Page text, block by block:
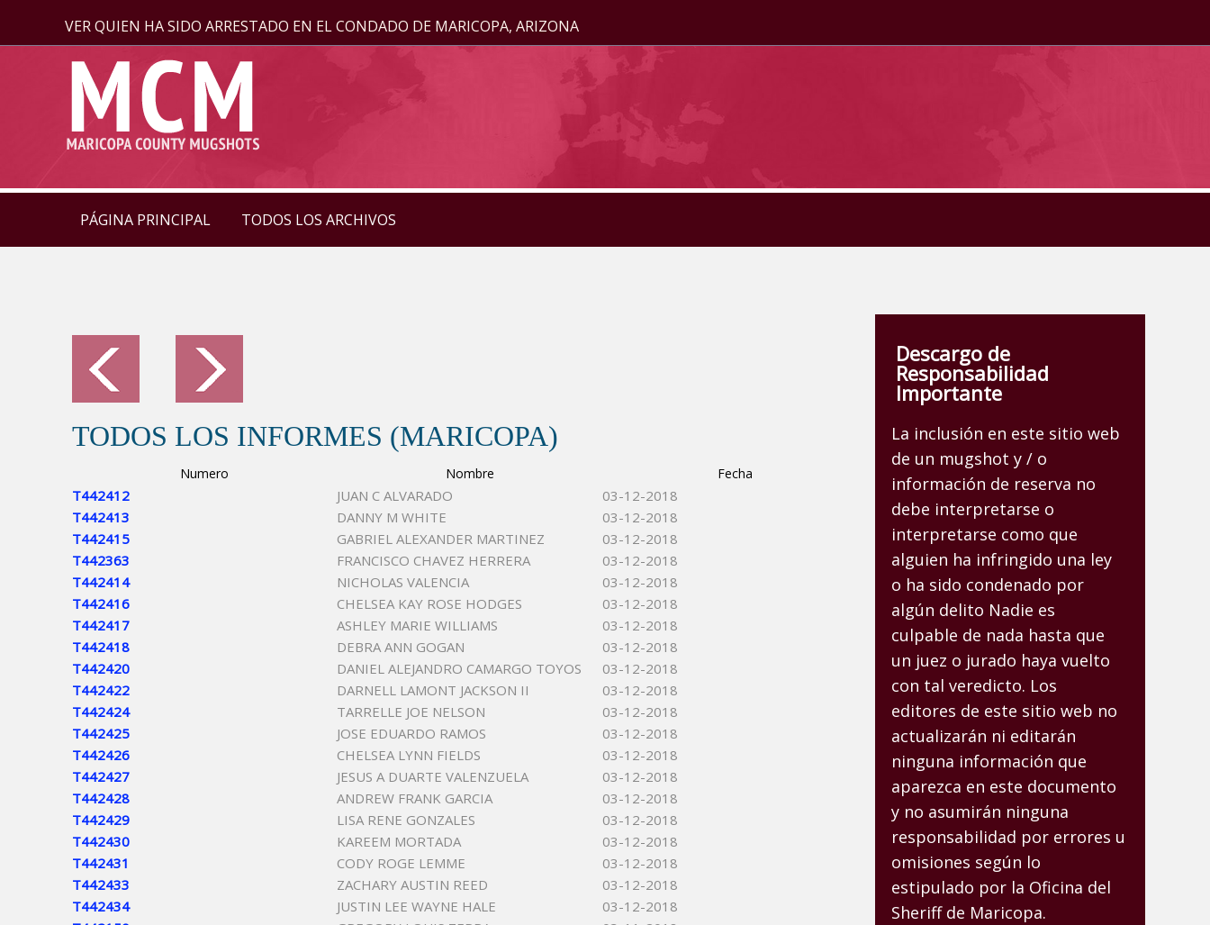
VER QUIEN HA SIDO ARRESTADO EN EL CONDADO DE MARICOPA, ARIZONA
PÁGINA PRINCIPAL TODOS LOS ARCHIVOS
TODOS LOS INFORMES (MARICOPA)
Numero Nombre Fecha
T442412 JUAN C ALVARADO
03-12-2018
T442413
DANNY M WHITE
03-12-2018
T442415
GABRIEL ALEXANDER MARTINEZ
03-12-2018
T442363
FRANCISCO CHAVEZ HERRERA
03-12-2018
T442414
NICHOLAS VALENCIA
03-12-2018
T442416
CHELSEA KAY ROSE HODGES
03-12-2018
T442417
ASHLEY MARIE WILLIAMS
03-12-2018
T442418
DEBRA ANN GOGAN
03-12-2018
T442420
DANIEL ALEJANDRO CAMARGO TOYOS
03-12-2018
T442422
DARNELL LAMONT JACKSON II
03-12-2018
T442424
TARRELLE JOE NELSON
03-12-2018
T442425
JOSE EDUARDO RAMOS
03-12-2018
T442426
CHELSEA LYNN FIELDS
03-12-2018
T442427
JESUS A DUARTE VALENZUELA
03-12-2018
T442428
ANDREW FRANK GARCIA
03-12-2018
T442429
LISA RENE GONZALES
03-12-2018
T442430
KAREEM MORTADA
03-12-2018
T442431
CODY ROGE LEMME
03-12-2018
T442433
ZACHARY AUSTIN REED
03-12-2018
T442434
JUSTIN LEE WAYNE HALE
03-12-2018
Descargo de
Responsabilidad
Importante
La inclusión en este sitio web
de un mugshot y / o
información de reserva no
debe interpretarse o
interpretarse como que
alguien ha infringido una ley
o ha sido condenado por
algún delito Nadie es
culpable de nada hasta que
un juez o jurado haya vuelto
con tal veredicto. Los
editores de este sitio web no
actualizarán ni editarán
ninguna información que
aparezca en este documento
y no asumirán ninguna
responsabilidad por errores u
omisiones según lo
estipulado por la Oficina del
Sheriff de Maricopa.